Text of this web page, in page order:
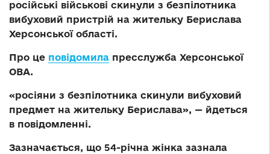
російські військові скинули з безпілотника
вибуховий пристрій на жительку Берислава
Херсонської області.
Про це повідомила пресслужба Херсонської
ОВА.
«росіяни з безпілотника скинули вибуховий
предмет на жительку Берислава», — йдеться
в повідомленні.
Зазначається, що 54-річна жінка зазнала